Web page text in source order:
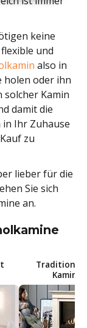
keine
und
also in
holen oder ihn
Kamin
damit die
Ihr Zuhause
zu
lieber für die
Sie sich
an.
Kamin